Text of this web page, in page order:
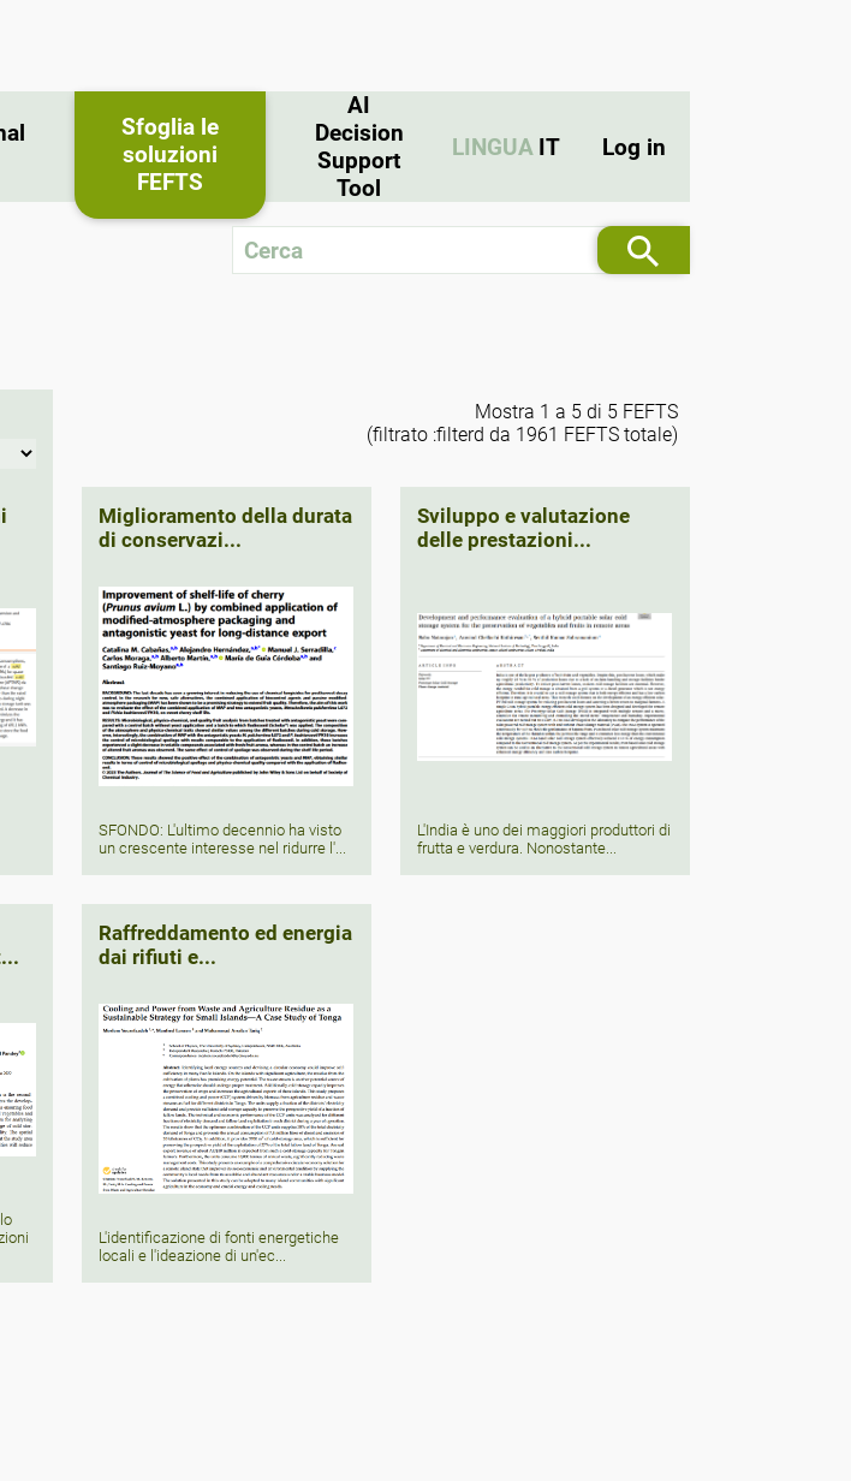
Sfoglia le
soluzioni
FEFTS
AI
Decision
Support
Tool
LINGUA IT Log in
Mostra 1 a 5 di 5 FEFTS
(filtrato :filterd da 1961 FEFTS totale)
Miglioramento della durata
di conservazi...
SFONDO: L'ultimo decennio ha visto
un crescente interesse nel ridurre l'...
Sviluppo e valutazione
delle prestazioni...
L'India è uno dei maggiori produttori di
frutta e verdura. Nonostante...
Raffreddamento ed energia
dai rifiuti e...
L'identificazione di fonti energetiche
locali e l'ideazione di un'ec...